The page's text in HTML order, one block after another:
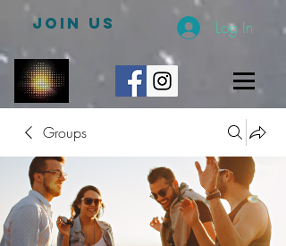
JOIN US Log In
Groups